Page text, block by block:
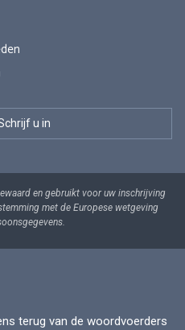
en gebruikt voor uw inschrijving
met de Europese wetgeving
terug van de woordvoerders